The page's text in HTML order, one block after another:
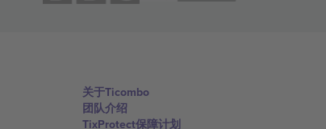
关于Ticombo
团队介绍
TixProtect保障计划